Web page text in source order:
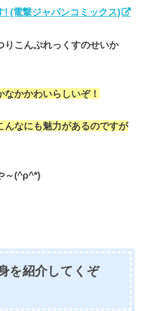
! (電撃ジャパンコミックス)
りこんぷれっくすのせいか
かかわいらしいぞ！
んなにも魅力があるのですが
～(^ρ^*)
を紹介してくぞ